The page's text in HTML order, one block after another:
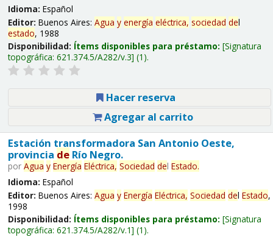
Idioma: Español
Editor: Buenos Aires: Agua y energía eléctrica, sociedad del
estado, 1988
Disponibilidad: Ítems disponibles para préstamo: Signatura
topográfica: 621.374.5/A282/v.3 (1).
Hacer reserva
Agregar al carrito
Estación transformadora San Antonio Oeste,
provincia deRío Negro.
por Agua y Energía Eléctrica, Sociedad del Estado.
Idioma: Español
Editor: Buenos Aires: Agua y Energía Eléctrica, Sociedad del Estado,
1998
Disponibilidad: Ítems disponibles para préstamo: Signatura
topográfica: 621.374.5/A282/v.1 (1).